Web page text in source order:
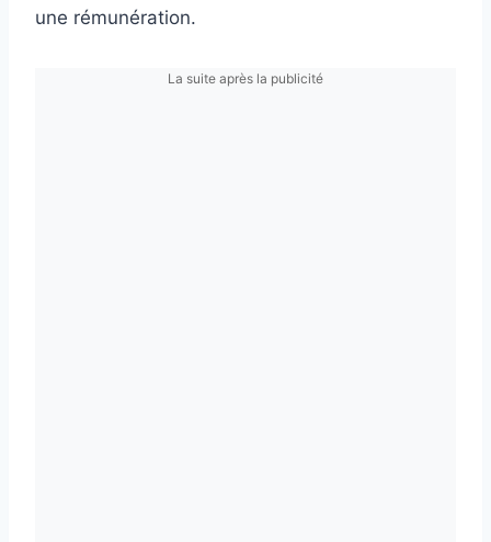
une rémunération.
La suite après la publicité